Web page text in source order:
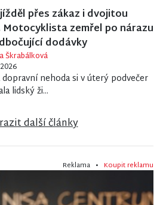
přes zákaz i dvojitou
Motocyklista zemřel po nárazu
dodávky
Škrabálková
dopravní nehoda si v úterý podvečer
lidský ži...
další články
Reklama • Koupit reklamu